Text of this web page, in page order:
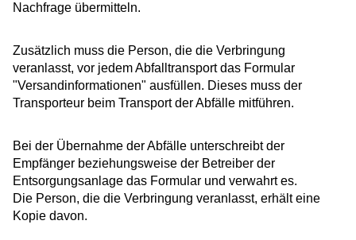
Nachfrage übermitteln.
Zusätzlich muss die Person, die die Verbringung
veranlasst, vor jedem Abfalltransport das Formular
"Versandinformationen" ausfüllen. Dieses muss der
Transporteur beim Transport der Abfälle mitführen.
Bei der Übernahme der Abfälle unterschreibt der
Empfänger beziehungsweise der Betreiber der
Entsorgungsanlage das Formular und verwahrt es.
Die Person, die die Verbringung veranlasst, erhält eine
Kopie davon.